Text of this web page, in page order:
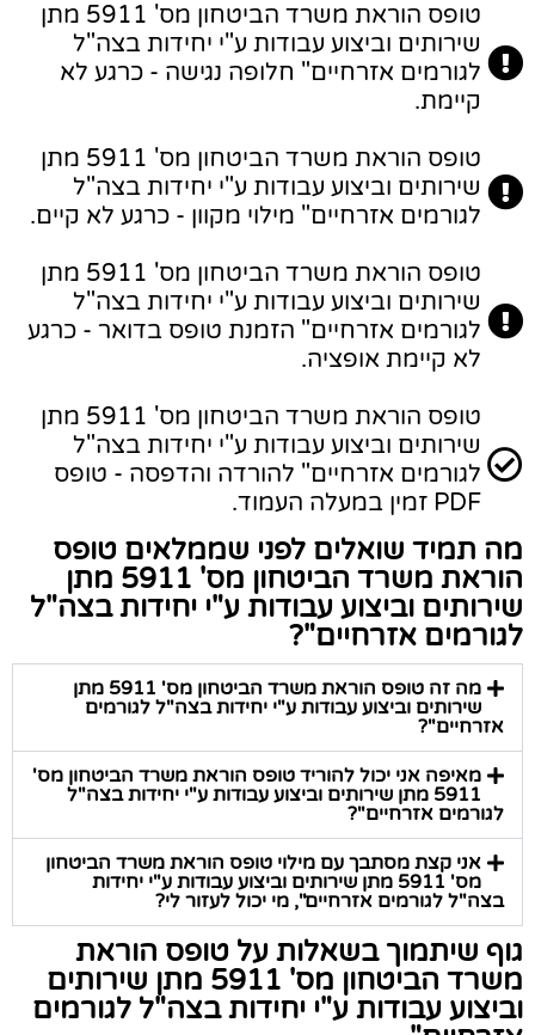
טופס הוראת משרד הביטחון מס' 5911 מתן
שירותים וביצוע עבודות ע"י יחידות בצה"ל
לגורמים אזרחיים" חלופה נגישה - כרגע לא
קיימת.
טופס הוראת משרד הביטחון מס' 5911 מתן
שירותים וביצוע עבודות ע"י יחידות בצה"ל
לגורמים אזרחיים" מילוי מקוון - כרגע לא קיים.
טופס הוראת משרד הביטחון מס' 5911 מתן
שירותים וביצוע עבודות ע"י יחידות בצה"ל
לגורמים אזרחיים" הזמנת טופס בדואר - כרגע
לא קיימת אופציה.
טופס הוראת משרד הביטחון מס' 5911 מתן
שירותים וביצוע עבודות ע"י יחידות בצה"ל
לגורמים אזרחיים" להורדה והדפסה - טופס
PDF זמין במעלה העמוד.
מה תמיד שואלים לפני שממלאים טופס
הוראת משרד הביטחון מס' 5911 מתן
שירותים וביצוע עבודות ע"י יחידות בצה"ל
לגורמים אזרחיים"?
מה זה טופס הוראת משרד הביטחון מס' 5911 מתן
שירותים וביצוע עבודות ע"י יחידות בצה"ל לגורמים
אזרחיים"?
מאיפה אני יכול להוריד טופס הוראת משרד הביטחון מס'
5911 מתן שירותים וביצוע עבודות ע"י יחידות בצה"ל
לגורמים אזרחיים"?
אני קצת מסתבך עם מילוי טופס הוראת משרד הביטחון
מס' 5911 מתן שירותים וביצוע עבודות ע"י יחידות
בצה"ל לגורמים אזרחיים", מי יכול לעזור לי?
גוף שיתמוך בשאלות על טופס הוראת
משרד הביטחון מס' 5911 מתן שירותים
וביצוע עבודות ע"י יחידות בצה"ל לגורמים